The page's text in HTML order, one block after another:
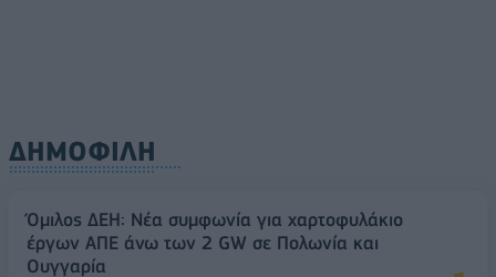
ΔΗΜΟΦΙΛΗ
Όμιλος ΔΕΗ: Νέα συμφωνία για χαρτοφυλάκιο
έργων ΑΠΕ άνω των 2 GW σε Πολωνία και
Ουγγαρία